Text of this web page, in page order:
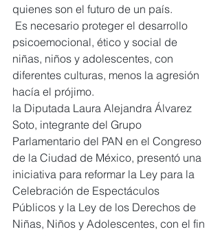
quienes son el futuro de un país.
Es necesario proteger el desarrollo
psicoemocional, ético y social de
niñas, niños y adolescentes, con
diferentes culturas, menos la agresión
hacía el prójimo.
la Diputada Laura Alejandra Álvarez
Soto, integrante del Grupo
Parlamentario del PAN en el Congreso
de la Ciudad de México, presentó una
iniciativa para reformar la Ley para la
Celebración de Espectáculos
Públicos y la Ley de los Derechos de
Niñas, Niños y Adolescentes, con el fin